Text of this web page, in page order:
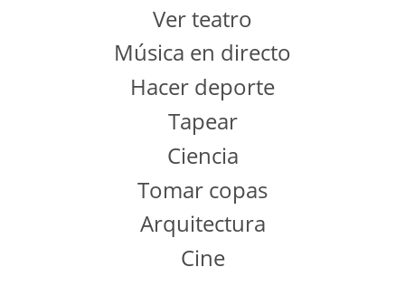
Ver teatro
Música en directo
Hacer deporte
Tapear
Ciencia
Tomar copas
Arquitectura
Cine